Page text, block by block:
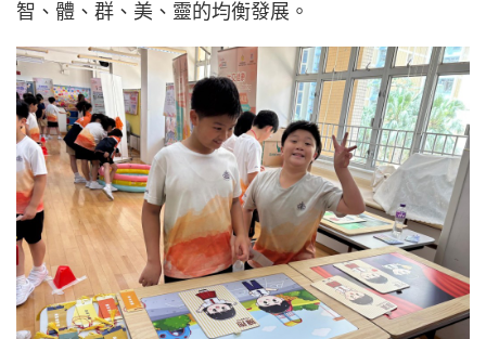
智、體、群、美、靈的均衡發展。